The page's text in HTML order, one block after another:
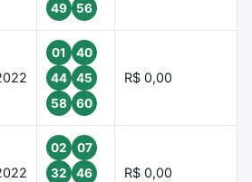
49
56
01
40
44
45
58
60
R$ 0,00
02
07
32
46
R$ 0,00